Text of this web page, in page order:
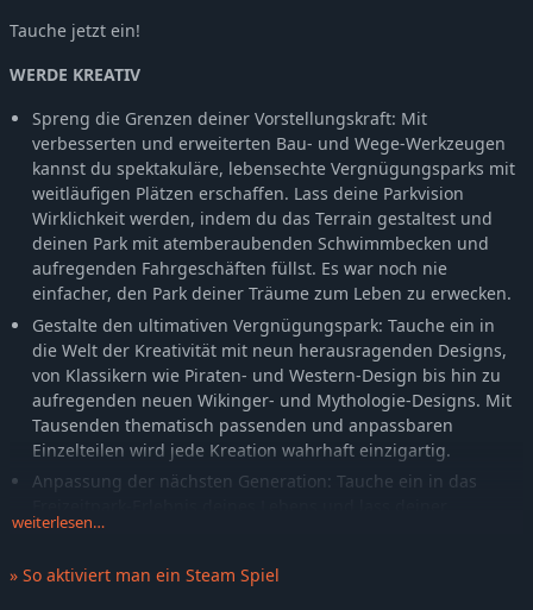
Tauche jetzt ein!
WERDE KREATIV
Spreng die Grenzen deiner Vorstellungskraft: Mit
verbesserten und erweiterten Bau- und Wege-Werkzeugen
kannst du spektakuläre, lebensechte Vergnügungsparks mit
weitläufigen Plätzen erschaffen. Lass deine Parkvision
Wirklichkeit werden, indem du das Terrain gestaltest und
deinen Park mit atemberaubenden Schwimmbecken und
aufregenden Fahrgeschäften füllst. Es war noch nie
einfacher, den Park deiner Träume zum Leben zu erwecken.
Gestalte den ultimativen Vergnügungspark: Tauche ein in
die Welt der Kreativität mit neun herausragenden Designs,
von Klassikern wie Piraten- und Western-Design bis hin zu
aufregenden neuen Wikinger- und Mythologie-Designs. Mit
Tausenden thematisch passenden und anpassbaren
Einzelteilen wird jede Kreation wahrhaft einzigartig.
Anpassung der nächsten Generation: Tauche ein in das
Kreativität freien Lauf! Entfessle deine Fantasie, indem du
mit beispiellosen Anpassungswerkzeugen erstellst! Füge
weiterlesen…
» So aktiviert man ein Steam Spiel